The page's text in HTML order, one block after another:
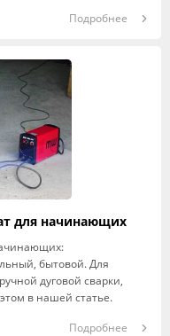
Подробнее
для начинающих
бытовой. Для
дуговой сварки,
в нашей статье.
Подробнее